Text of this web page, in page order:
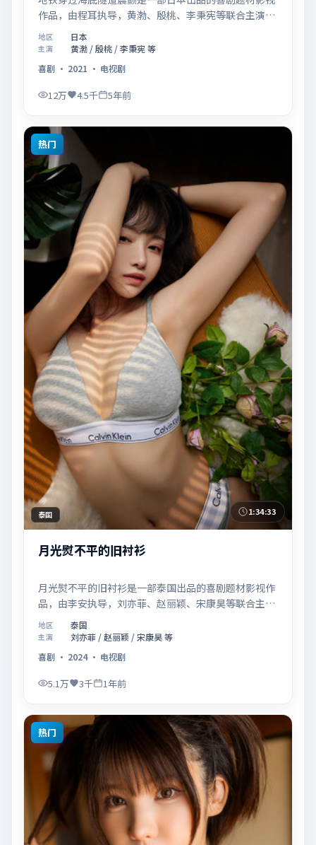
作品，由程耳执导，黄渤、殷桃、李秉宪等联合主演，
于2021年08月27日在院线首映。影片围绕「爱的迟疑
与勇敢迈出的一步」展开叙事，镜头语言克制而富有张
力，节奏起伏得当，人物弧光完整；配乐与场面调度强
化了类型片的观感体验，亦留有可供解读的细节空间，
适合关注现实主义叙事与人物关系的观众观看与收藏。
地区 日本
主演
黄渤 / 殷桃 / 李秉宪 等
喜剧 · 2021 · 电视剧
12万 4.5千 5年前
热门
泰国 1:34:33
月光熨不平的旧衬衫
月光熨不平的旧衬衫是一部泰国出品的喜剧题材影视作
品，由李安执导，刘亦菲、赵丽颖、宋康昊等联合主
演，于2024年11月18日在院线首映。影片围绕「爱的
迟疑与勇敢迈出的一步」展开叙事，镜头语言克制而富
有张力，节奏起伏得当，人物弧光完整；配乐与场面调
度强化了类型片的观感体验，亦留有可供解读的细节空
间，适合关注现实主义叙事与人物关系的观众观看与收
地区 泰国
主演
刘亦菲 / 赵丽颖 / 宋康昊 等
喜剧 · 2024· 电视剧
5.1万 3千 1年前
热门